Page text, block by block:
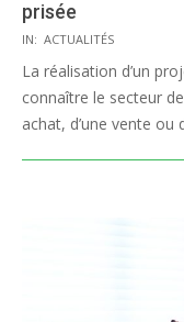
prisée
2020-
08-
05
IN: ACTUALITÉS
La réalisation d’un
connaître le secteur
achat, d’une vente ou